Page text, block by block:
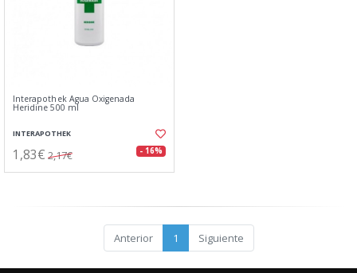
Interapothek Agua Oxigenada
Heridine 500 ml
INTERAPOTHEK
1,83€ 2,17€ - 16%
Anterior 1 Siguiente